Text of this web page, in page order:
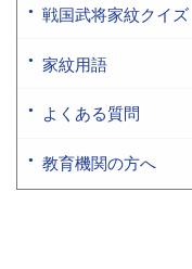
戦国武将家紋クイズ
家紋用語
よくある質問
教育機関の方へ